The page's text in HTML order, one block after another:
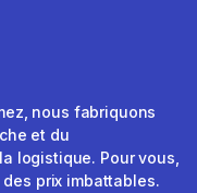
nous fabriquons
et du
logistique. Pour vous,
prix imbattables.